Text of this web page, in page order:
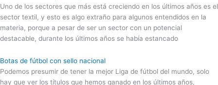
Uno de los sectores que más está creciendo en los últimos años es el
sector textil, y esto es algo extraño para algunos entendidos en la
materia, porque a pesar de ser un sector con un potencial
destacable, durante los últimos años se había estancado
Botas de fútbol con sello nacional
Podemos presumir de tener la mejor Liga de fútbol del mundo, solo
hay que ver los títulos que hemos ganado en los últimos años,